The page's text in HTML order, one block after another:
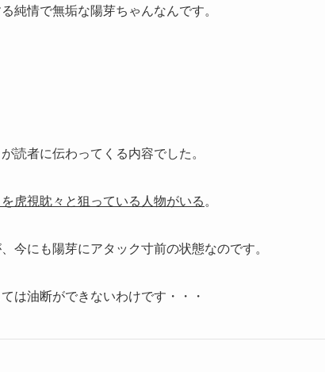
純情で無垢な陽芽ちゃんなんです。
読者に伝わってくる内容でした。
虎視眈々と狙っている人物がいる。
今にも陽芽にアタック寸前の状態なのです。
は油断ができないわけです・・・